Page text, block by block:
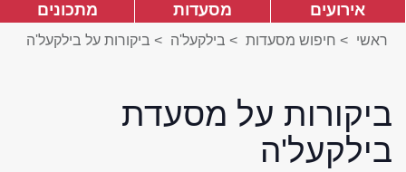
אירועים מסעדות מתכונים
ראשי > חיפוש מסעדות > בילקעל'ה > ביקורות על בילקעל'ה
ביקורות על מסעדת
בילקעל'ה